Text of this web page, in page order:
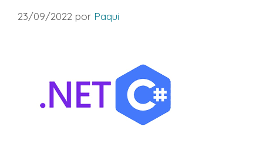
23/09/2022 por Paqui